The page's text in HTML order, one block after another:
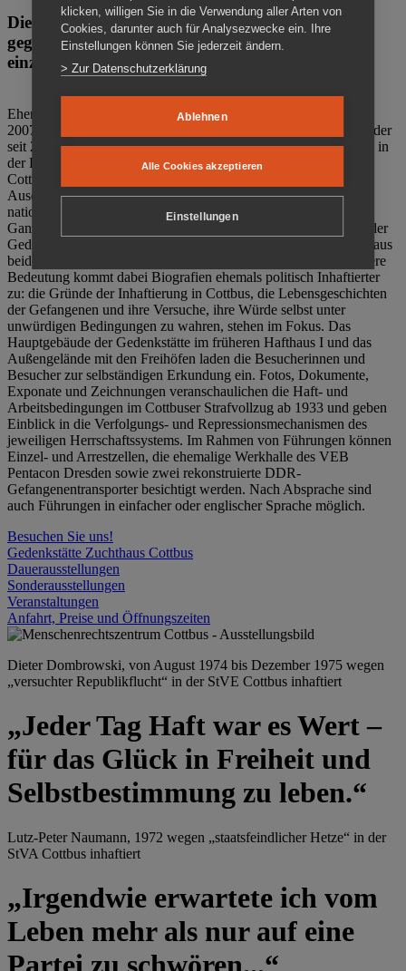
Die Gedenkstätte Zuchthaus Cottbus ist ein Ort
gegen das Vergessen. Anschaulich, nah und
einzigartig.
Ehemalige politische Häftlinge der DDR gründeten im Oktober
2007 den Verein Menschenrechtszentrum Cottbus e. V. (MRZ), der
seit 2011 Eigentümer des ehemaligen Gefängnisses (1860-2002) in
der Bautzener Straße und Träger der Gedenkstätte Zuchthaus
Cottbus ist. Im Zentrum der Arbeit der Gedenkstätte steht die
Auseinandersetzung mit politischem Unrecht während der
nationalsozialistischen Terrorherrschaft und der SED-Diktatur.
Ganzjährig zeigen mehrere Dauer- und Sonderausstellungen in der
Gedenkstätte Zuchthaus Cottbus Beispiele politischen Unrechts aus
beiden deutschen Diktaturen des 20. Jahrhunderts. Eine besondere
Bedeutung kommt dabei Biografien ehemals politisch Inhaftierter
zu: die Gründe der Inhaftierung in Cottbus, die Lebensgeschichten
der Gefangenen und ihre Versuche, ihre Würde selbst unter
unwürdigen Bedingungen zu wahren, stehen im Fokus. Das
Hauptgebäude der Gedenkstätte im früheren Hafthaus I und das
Außengelände mit den Freihöfen laden die Besucherinnen und
Besucher zur selbständigen Erkundung ein. Fotos, Dokumente,
Exponate und Zeichnungen veranschaulichen die Haft- und
Arbeitsbedingungen im Cottbuser Strafvollzug ab 1933 und geben
Einblick in die Verfolgungs- und Repressionsmechanismen des
jeweiligen Herrschaftssystems. Im Rahmen von Führungen können
Einzel- und Arrestzellen, die ehemalige Werkhalle des VEB
Pentacon Dresden sowie zwei rekonstruierte DDR-
Gefangenentransporter besichtigt werden. Nach Absprache sind
auch Führungen in einfacher oder englischer Sprache möglich.
Besuchen Sie uns!
Gedenkstätte Zuchthaus Cottbus
Dauerausstellungen
Sonderausstellungen
Veranstaltungen
Anfahrt, Preise und Öffnungszeiten
Dieter Dombrowski, von August 1974 bis Dezember 1975 wegen
„versuchter Republikflucht“ in der StVE Cottbus inhaftiert
„Jeder Tag Haft war es Wert –
für das Glück in Freiheit und
Selbstbestimmung zu leben.“
Lutz-Peter Naumann, 1972 wegen „staatsfeindlicher Hetze“ in der
StVA Cottbus inhaftiert
„Irgendwie erwartete ich vom
Leben mehr als nur auf eine
klicken, willigen Sie in die Verwendung aller Arten von
Cookies, darunter auch für Analysezwecke ein. Ihre
Einstellungen können Sie jederzeit ändern.
> Zur Datenschutzerklärung
Ablehnen
Alle Cookies akzeptieren
Einstellungen